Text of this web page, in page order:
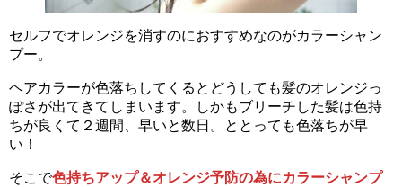
セルフでオレンジを消すのにおすすめなのがカラーシャン
プー。
ヘアカラーが色落ちしてくるとどうしても髪のオレンジっ
ぽさが出てきてしまいます。しかもブリーチした髪は色持
ちが良くて２週間、早いと数日。ととっても色落ちが早
い！
そこで色持ちアップ＆オレンジ予防の為にカラーシャンプ